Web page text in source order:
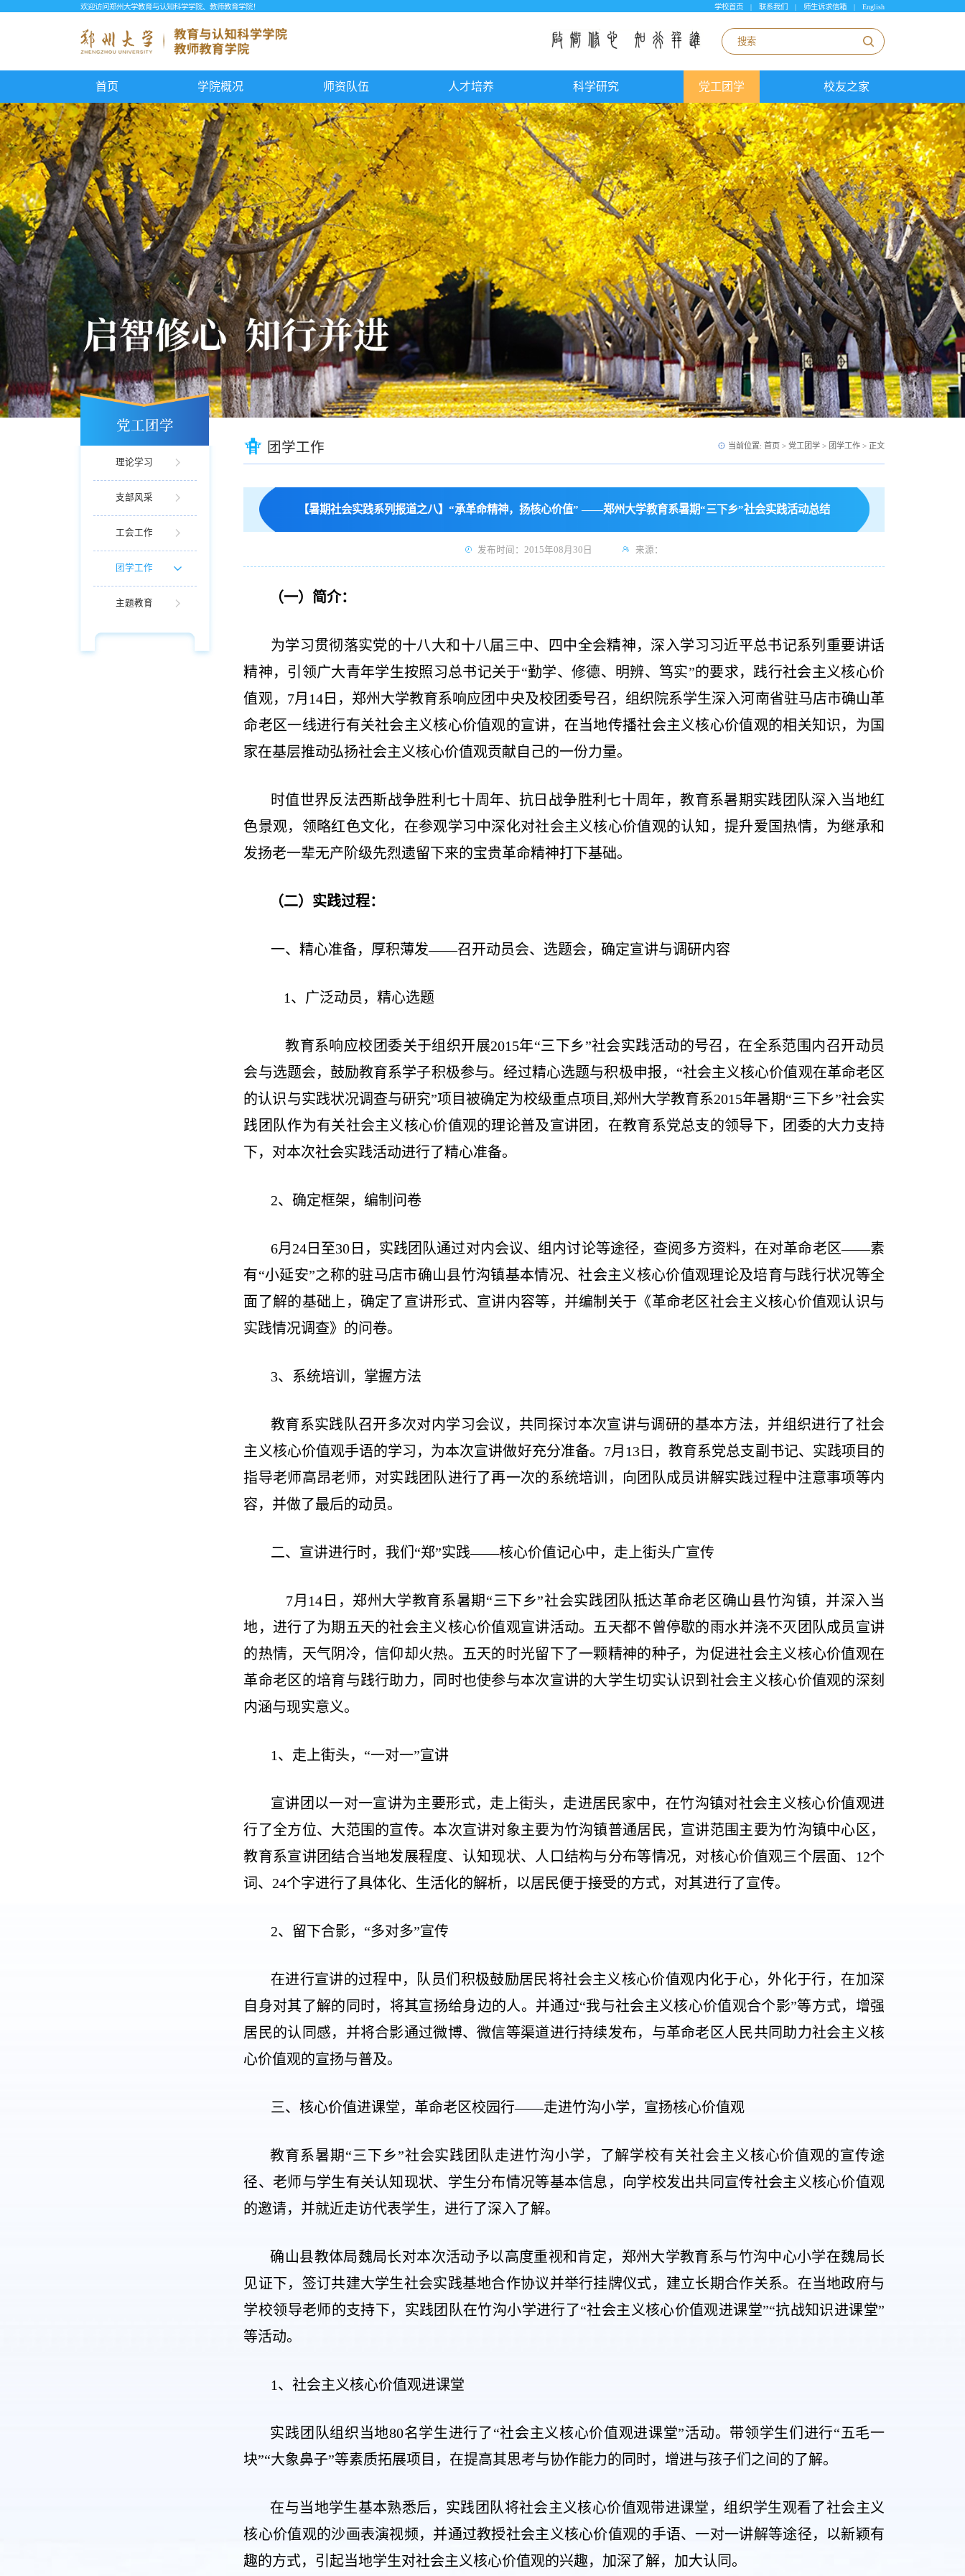
欢迎访问郑州大学教育与认知科学学院、教师教育学院！ 学校首页 | 联系我们 | 师生诉求信箱 | English
首页 学院概况 师资队伍 人才培养 科学研究 党工团学 校友之家
党工团学
理论学习
支部风采
工会工作
团学工作
主题教育
团学工作 当前位置: 首页> 党工团学> 团学工作> 正文
【暑期社会实践系列报道之八】“承革命精神，扬核心价值” ——郑州大学教育系暑期“三下乡”社会实践活动总结
发布时间：2015年08月30日 来源：
（一）简介：
为学习贯彻落实党的十八大和十八届三中、四中全会精神，深入学习习近平总书记系列重要讲话
精神，引领广大青年学生按照习总书记关于“勤学、修德、明辨、笃实”的要求，践行社会主义核心价
值观，7月14日，郑州大学教育系响应团中央及校团委号召，组织院系学生深入河南省驻马店市确山革
命老区一线进行有关社会主义核心价值观的宣讲，在当地传播社会主义核心价值观的相关知识，为国
家在基层推动弘扬社会主义核心价值观贡献自己的一份力量。
时值世界反法西斯战争胜利七十周年、抗日战争胜利七十周年，教育系暑期实践团队深入当地红
色景观，领略红色文化，在参观学习中深化对社会主义核心价值观的认知，提升爱国热情，为继承和
发扬老一辈无产阶级先烈遗留下来的宝贵革命精神打下基础。
（二）实践过程：
一、精心准备，厚积薄发——召开动员会、选题会，确定宣讲与调研内容
1、广泛动员，精心选题
教育系响应校团委关于组织开展2015年“三下乡”社会实践活动的号召，在全系范围内召开动员
会与选题会，鼓励教育系学子积极参与。经过精心选题与积极申报， “社会主义核心价值观在革命老区
的认识与实践状况调查与研究”项目被确定为校级重点项目,郑州大学教育系2015年暑期“三下乡”社会实
践团队作为有关社会主义核心价值观的理论普及宣讲团，在教育系党总支的领导下，团委的大力支持
下，对本次社会实践活动进行了精心准备。
2、确定框架，编制问卷
6月24日至30日，实践团队通过对内会议、组内讨论等途径，查阅多方资料，在对革命老区——素
有“小延安”之称的驻马店市确山县竹沟镇基本情况、社会主义核心价值观理论及培育与践行状况等全
面了解的基础上，确定了宣讲形式、宣讲内容等，并编制关于《革命老区社会主义核心价值观认识与
实践情况调查》的问卷。
3、系统培训，掌握方法
教育系实践队召开多次对内学习会议，共同探讨本次宣讲与调研的基本方法，并组织进行了社会
主义核心价值观手语的学习，为本次宣讲做好充分准备。7月13日，教育系党总支副书记、实践项目的
指导老师高昂老师，对实践团队进行了再一次的系统培训，向团队成员讲解实践过程中注意事项等内
容，并做了最后的动员。
二、宣讲进行时，我们“郑”实践——核心价值记心中，走上街头广宣传
7月14日，郑州大学教育系暑期“三下乡”社会实践团队抵达革命老区确山县竹沟镇，并深入当
地，进行了为期五天的社会主义核心价值观宣讲活动。五天都不曾停歇的雨水并浇不灭团队成员宣讲
的热情，天气阴冷，信仰却火热。五天的时光留下了一颗精神的种子，为促进社会主义核心价值观在
革命老区的培育与践行助力，同时也使参与本次宣讲的大学生切实认识到社会主义核心价值观的深刻
内涵与现实意义。
1、走上街头，“一对一”宣讲
宣讲团以一对一宣讲为主要形式，走上街头，走进居民家中，在竹沟镇对社会主义核心价值观进
行了全方位、大范围的宣传。本次宣讲对象主要为竹沟镇普通居民，宣讲范围主要为竹沟镇中心区，
教育系宣讲团结合当地发展程度、认知现状、人口结构与分布等情况，对核心价值观三个层面、12个
词、24个字进行了具体化、生活化的解析，以居民便于接受的方式，对其进行了宣传。
2、留下合影，“多对多”宣传
在进行宣讲的过程中，队员们积极鼓励居民将社会主义核心价值观内化于心，外化于行，在加深
自身对其了解的同时，将其宣扬给身边的人。并通过“我与社会主义核心价值观合个影”等方式，增强
居民的认同感，并将合影通过微博、微信等渠道进行持续发布，与革命老区人民共同助力社会主义核
心价值观的宣扬与普及。
三、核心价值进课堂，革命老区校园行——走进竹沟小学，宣扬核心价值观
教育系暑期“三下乡”社会实践团队走进竹沟小学，了解学校有关社会主义核心价值观的宣传途
径、老师与学生有关认知现状、学生分布情况等基本信息，向学校发出共同宣传社会主义核心价值观
的邀请，并就近走访代表学生，进行了深入了解。
确山县教体局魏局长对本次活动予以高度重视和肯定，郑州大学教育系与竹沟中心小学在魏局长
见证下，签订共建大学生社会实践基地合作协议并举行挂牌仪式，建立长期合作关系。在当地政府与
学校领导老师的支持下，实践团队在竹沟小学进行了“社会主义核心价值观进课堂”“抗战知识进课堂”
等活动。
1、社会主义核心价值观进课堂
实践团队组织当地80名学生进行了“社会主义核心价值观进课堂”活动。带领学生们进行“五毛一
块”“大象鼻子”等素质拓展项目，在提高其思考与协作能力的同时，增进与孩子们之间的了解。
在与当地学生基本熟悉后，实践团队将社会主义核心价值观带进课堂，组织学生观看了社会主义
核心价值观的沙画表演视频，并通过教授社会主义核心价值观的手语、一对一讲解等途径，以新颖有
趣的方式，引起当地学生对社会主义核心价值观的兴趣，加深了解，加大认同。